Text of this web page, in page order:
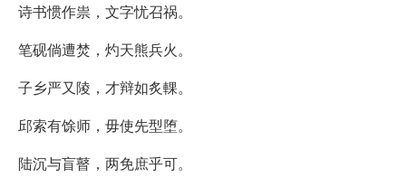
诗书惯作祟，文字忧召祸。
笔砚倘遭焚，灼天熊兵火。
子乡严又陵，才辩如炙輠。
邱索有馀师，毋使先型堕。
陆沉与盲瞽，两免庶乎可。